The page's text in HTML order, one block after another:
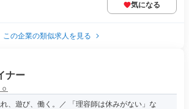
気になる
この企業の類似求人を見る
ナー
、遊び、働く。／ 「理容師は休みがない」な